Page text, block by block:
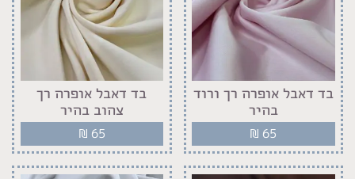
בד דאבל אופרה רך ורוד
בהיר
₪ 65
בד דאבל אופרה רך
צהוב בהיר
₪ 65